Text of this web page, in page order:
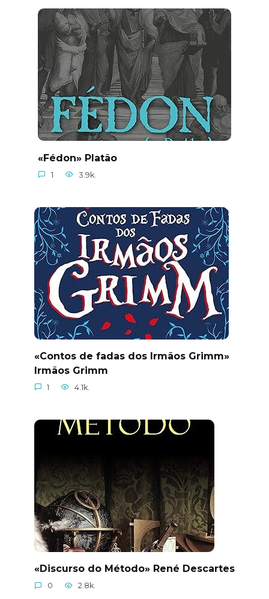
«Fédon» Platão
1 3.9k.
«Contos de fadas dos Irmãos Grimm»
Irmãos Grimm
1 4.1k.
«Discurso do Método» René Descartes
0 2.8k.